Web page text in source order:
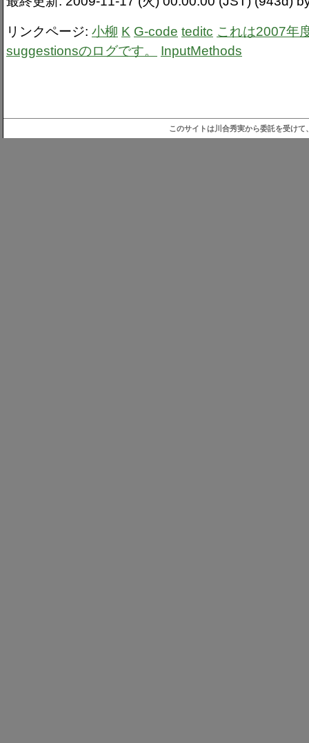
リンクページ: 小柳 K G-code teditc これは2007年
suggestionsのログです。
InputMethods
このサイトは川合秀実から委託を受け